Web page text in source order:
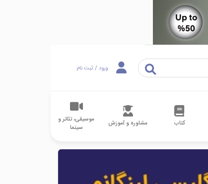
ورود / ثبت نام
کتاب مشاوره و آموزش
موسیقی، تئاتر و
سینما